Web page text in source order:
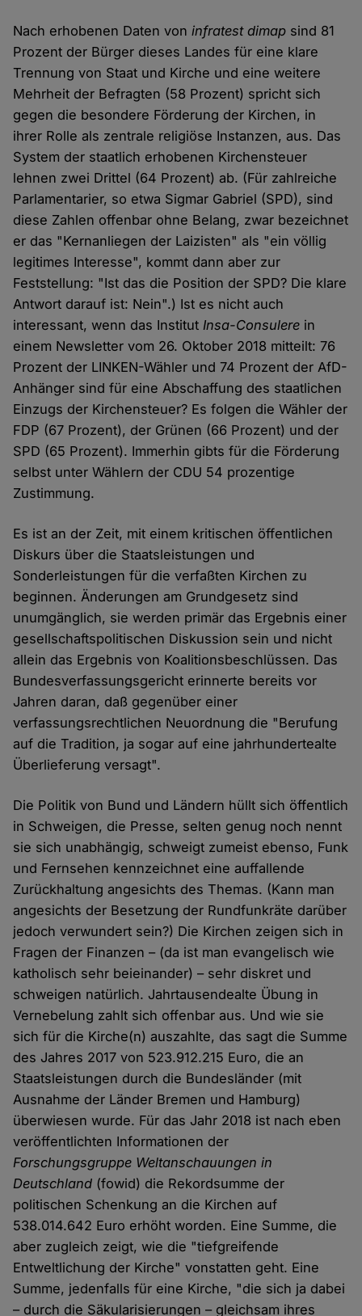
Nach erhobenen Daten voninfratest dimap sind 81
Prozent der Bürger dieses Landes für eine klare
Trennung von Staat und Kirche und eine weitere
Mehrheit der Befragten (58 Prozent) spricht sich
gegen die besondere Förderung der Kirchen, in
ihrer Rolle als zentrale religiöse Instanzen, aus. Das
System der staatlich erhobenen Kirchensteuer
lehnen zwei Drittel (64 Prozent) ab. (Für zahlreiche
Parlamentarier, so etwa Sigmar Gabriel (SPD), sind
diese Zahlen offenbar ohne Belang, zwar bezeichnet
er das "Kernanliegen der Laizisten" als "ein völlig
legitimes Interesse", kommt dann aber zur
Feststellung: "Ist das die Position der SPD? Die klare
Antwort darauf ist: Nein".) Ist es nicht auch
interessant, wenn das InstitutInsa-Consulere in
einem Newsletter vom 26. Oktober 2018 mitteilt: 76
Prozent der LINKEN-Wähler und 74 Prozent der AfD-
Anhänger sind für eine Abschaffung des staatlichen
Einzugs der Kirchensteuer? Es folgen die Wähler der
FDP (67 Prozent), der Grünen (66 Prozent) und der
SPD (65 Prozent). Immerhin gibts für die Förderung
selbst unter Wählern der CDU 54 prozentige
Zustimmung.
Es ist an der Zeit, mit einem kritischen öffentlichen
Diskurs über die Staatsleistungen und
Sonderleistungen für die verfaßten Kirchen zu
beginnen. Änderungen am Grundgesetz sind
unumgänglich, sie werden primär das Ergebnis einer
gesellschaftspolitischen Diskussion sein und nicht
allein das Ergebnis von Koalitionsbeschlüssen. Das
Bundesverfassungsgericht erinnerte bereits vor
Jahren daran, daß gegenüber einer
verfassungsrechtlichen Neuordnung die "Berufung
auf die Tradition, ja sogar auf eine jahrhundertealte
Überlieferung versagt".
Die Politik von Bund und Ländern hüllt sich öffentlich
in Schweigen, die Presse, selten genug noch nennt
sie sich unabhängig, schweigt zumeist ebenso, Funk
und Fernsehen kennzeichnet eine auffallende
Zurückhaltung angesichts des Themas. (Kann man
angesichts der Besetzung der Rundfunkräte darüber
jedoch verwundert sein?) Die Kirchen zeigen sich in
Fragen der Finanzen – (da ist man evangelisch wie
katholisch sehr beieinander) – sehr diskret und
schweigen natürlich. Jahrtausendealte Übung in
Vernebelung zahlt sich offenbar aus. Und wie sie
sich für die Kirche(n) auszahlte, das sagt die Summe
des Jahres 2017 von 523.912.215 Euro, die an
Staatsleistungen durch die Bundesländer (mit
Ausnahme der Länder Bremen und Hamburg)
überwiesen wurde. Für das Jahr 2018 ist nach eben
veröffentlichten Informationen der
Forschungsgruppe Weltanschauungen in
Deutschland (fowid) die Rekordsumme der
politischen Schenkung an die Kirchen auf
538.014.642 Euro erhöht worden. Eine Summe, die
aber zugleich zeigt, wie die "tiefgreifende
Entweltlichung der Kirche" vonstatten geht. Eine
Summe, jedenfalls für eine Kirche, "die sich ja dabei
– durch die Säkularisierungen – gleichsam ihres